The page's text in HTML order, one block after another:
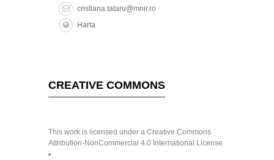
cristiana.tataru@mnir.ro
Harta
CREATIVE COMMONS
This work is licensed under a Creative Commons
Attribution-NonCommercial 4.0 International License